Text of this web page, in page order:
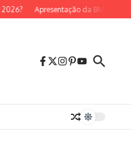
Apresentação da BMW R 1300 GS